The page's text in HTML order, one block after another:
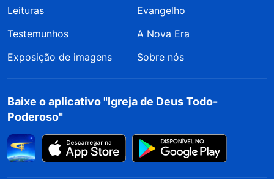
Leituras
Evangelho
Testemunhos
A Nova Era
Exposição de imagens
Sobre nós
Baixe o aplicativo "Igreja de Deus Todo-
Poderoso"